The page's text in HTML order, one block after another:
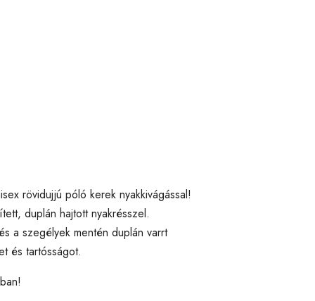
rövidujjú póló kerek nyakkivágással!
duplán hajtott nyakrésszel.
a szegélyek mentén duplán varrt
és tartósságot.